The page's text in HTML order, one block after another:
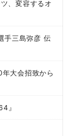
、変容するオ
手三島弥彦 伝
大会招致から
』